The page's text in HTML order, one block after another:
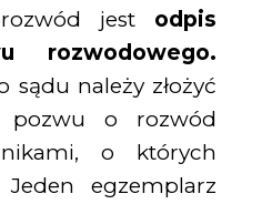
jest odpis
rozwodowego.
sądu należy złożyć
pozwu o rozwód
o których
egzemplarz